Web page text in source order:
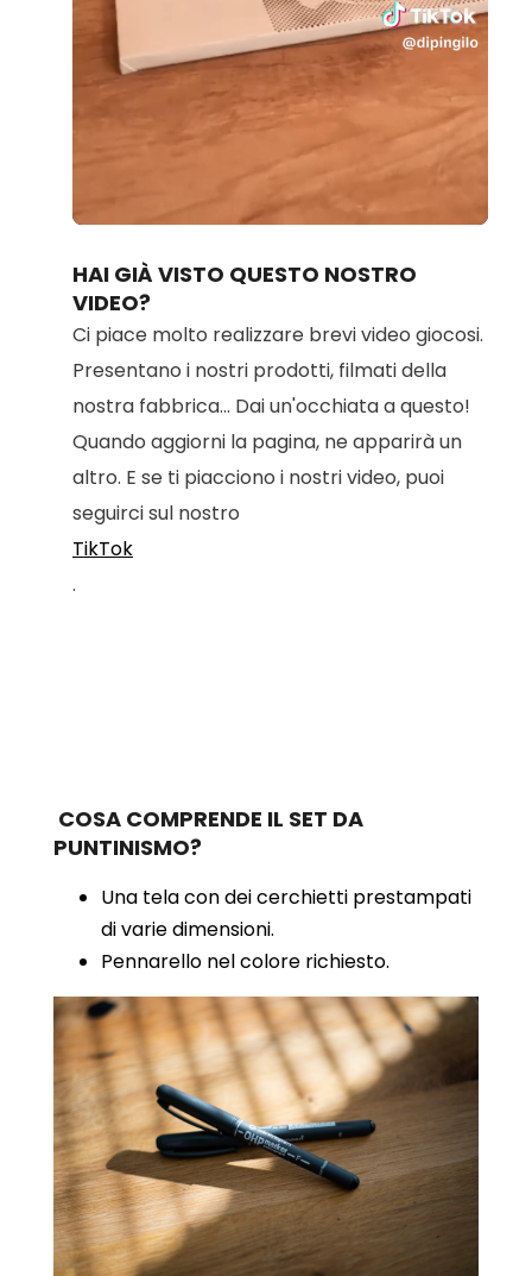
Loaded
100.00%
HAI GIÀ VISTO QUESTO NOSTRO
VIDEO?
Ci piace molto realizzare brevi video giocosi.
Presentano i nostri prodotti, filmati della
nostra fabbrica... Dai un'occhiata a questo!
Quando aggiorni la pagina, ne apparirà un
altro. E se ti piacciono i nostri video, puoi
seguirci sul nostro
TikTok
.
COSA COMPRENDE IL SET DA
PUNTINISMO?
Una tela con dei cerchietti prestampati
di varie dimensioni.
Pennarello nel colore richiesto.